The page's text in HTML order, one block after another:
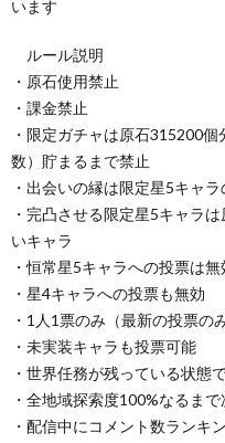
います
ルール説明
・原石使用禁止
・課金禁止
・限定ガチャは原石315200
数）貯まるまで禁止
・出会いの縁は限定星5キャ
・完凸させる限定星5キャラ
いキャラ
・恒常星5キャラへの投票は無
・星4キャラへの投票も無効
・1人1票のみ（最新の投票の
・未実装キャラも投票可能
・世界任務が残っている状態
・全地域探索度100%なるま
・配信中にコメント数ランキ